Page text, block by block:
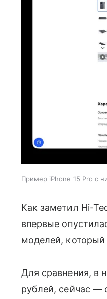
Пример iPhone 15 Pro с
Как заметил Hi-
впервые
моделей, который
Для сравнения, в
рублей, сейчас —